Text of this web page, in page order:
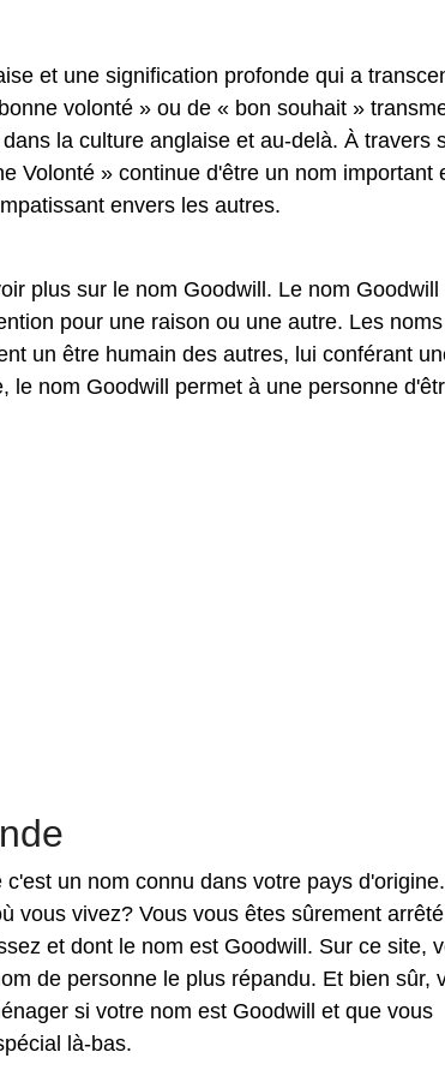
et une signification profonde qui a
volonté » ou de « bon souhait »
la culture anglaise et au-delà. À travers
Volonté » continue d'être un nom important
envers les autres.
plus sur le nom Goodwill. Le nom Goodwill
pour une raison ou une autre. Les
un être humain des autres, lui conférant
le nom Goodwill permet à une personne
un nom connu dans votre pays
vous vivez? Vous vous êtes sûrement
et dont le nom est Goodwill. Sur ce site,
de personne le plus répandu. Et bien sûr,
si votre nom est Goodwill et que vous
là-bas.